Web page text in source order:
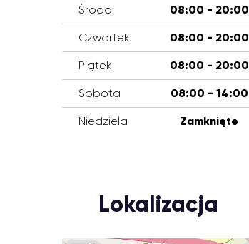
Środa 08:00 - 20:00
Czwartek 08:00 - 20:00
Piątek 08:00 - 20:00
Sobota 08:00 - 14:00
Niedziela Zamknięte
Lokalizacja